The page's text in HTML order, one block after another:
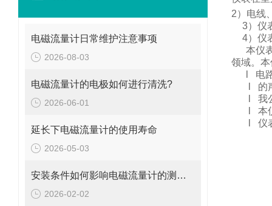
电磁流量计日常维护注意事项
2026-08-03
电磁流量计的电极如何进行清洗?
2026-06-01
延长下电磁流量计的使用寿命
2026-05-03
安装条件如何影响电磁流量计的测量精度?
2026-02-02
2）电线
3）仪
4）仪
本仪
领域。 本
电
的
我
本
仪